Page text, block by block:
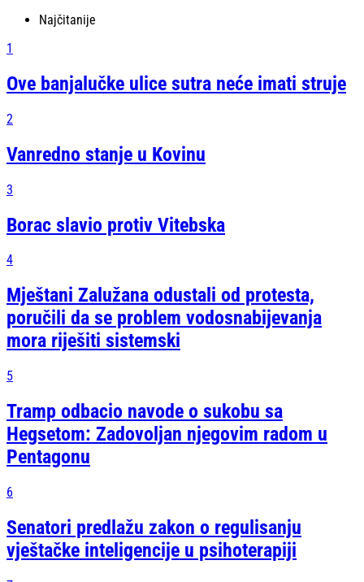
Najčitanije
1
Ove banjalučke ulice sutra neće imati struje
2
Vanredno stanje u Kovinu
3
Borac slavio protiv Vitebska
4
Mještani Zalužana odustali od protesta,
poručili da se problem vodosnabijevanja
mora riješiti sistemski
5
Tramp odbacio navode o sukobu sa
Hegsetom: Zadovoljan njegovim radom u
Pentagonu
6
Senatori predlažu zakon o regulisanju
vještačke inteligencije u psihoterapiji